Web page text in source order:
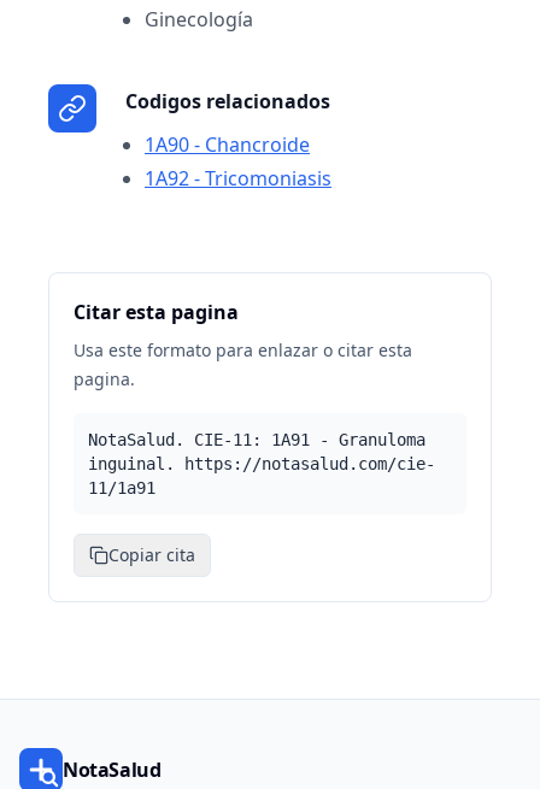
Ginecología
Codigos relacionados
1A90 - Chancroide
1A92 - Tricomoniasis
Citar esta pagina
Usa este formato para enlazar o citar esta
pagina.
NotaSalud. CIE-11: 1A91 - Granuloma
inguinal. https://notasalud.com/cie-
11/1a91
Copiar cita
NotaSalud